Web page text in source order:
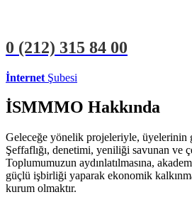
0 (212) 315 84 00
İnternet Şubesi
İSMMMO Hakkında
Geleceğe yönelik projeleriyle, üyelerinin
Şeffaflığı, denetimi, yeniliği savunan ve
Toplumumuzun aydınlatılmasına,
güçlü işbirliği yaparak ekonomik
kurum olmaktır.